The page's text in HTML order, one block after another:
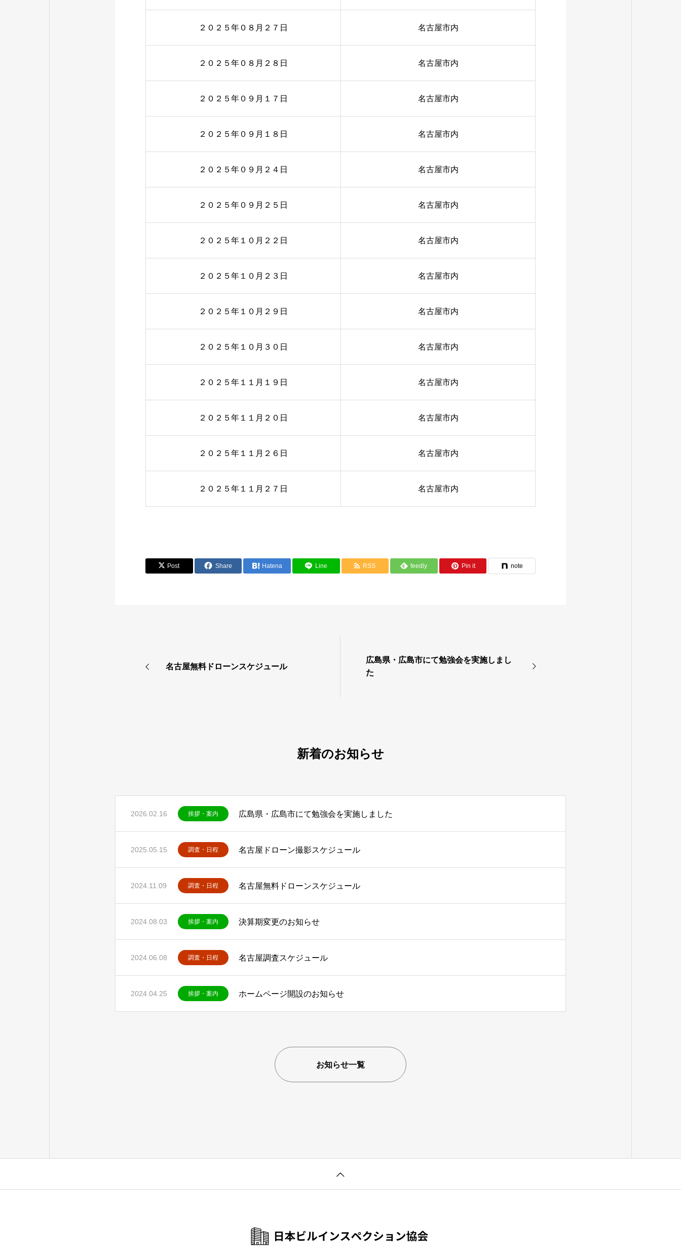
２０２５年０８月２７日 名古屋市内
２０２５年０８月２８日 名古屋市内
２０２５年０９月１７日 名古屋市内
２０２５年０９月１８日 名古屋市内
２０２５年０９月２４日 名古屋市内
２０２５年０９月２５日 名古屋市内
２０２５年１０月２２日 名古屋市内
２０２５年１０月２３日 名古屋市内
２０２５年１０月２９日 名古屋市内
２０２５年１０月３０日 名古屋市内
２０２５年１１月１９日 名古屋市内
２０２５年１１月２０日 名古屋市内
２０２５年１１月２６日 名古屋市内
２０２５年１１月２７日 名古屋市内
Post Share Hatena Line RSS feedly Pin it note
名古屋無料ドローンスケジュール
広島県・広島市にて勉強会を実施しまし
た
新着のお知らせ
2026.02.16 挨拶・案内 広島県・広島市にて勉強会を実施しました
2025.05.15 調査・日程 名古屋ドローン撮影スケジュール
2024.11.09 調査・日程 名古屋無料ドローンスケジュール
2024.08.03 挨拶・案内 決算期変更のお知らせ
2024.06.08 調査・日程 名古屋調査スケジュール
2024.04.25 挨拶・案内 ホームページ開設のお知らせ
お知らせ一覧